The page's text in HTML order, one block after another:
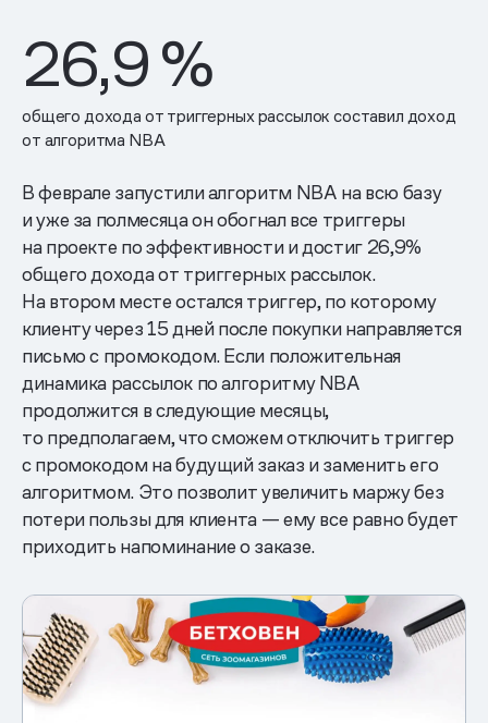
26,9%
общего дохода от триггерных рассылок составил доход
от алгоритма NBA
В феврале запустили алгоритм NBA на всю базу
и уже за полмесяца он обогнал все триггеры
на проекте по эффективности и достиг 26,9%
общего дохода от триггерных рассылок.
На втором месте остался триггер, по которому
клиенту через 15 дней после покупки направляется
письмо с промокодом. Если положительная
динамика рассылок по алгоритму NBA
продолжится в следующие месяцы,
то предполагаем, что сможем отключить триггер
с промокодом на будущий заказ и заменить его
алгоритмом. Это позволит увеличить маржу без
потери пользы для клиента — ему все равно будет
приходить напоминание о заказе.